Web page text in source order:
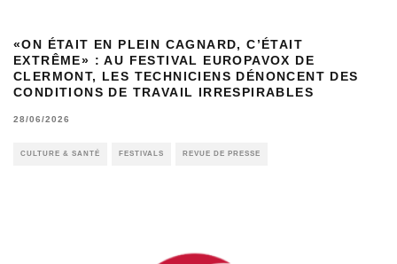
«ON ÉTAIT EN PLEIN CAGNARD, C’ÉTAIT
EXTRÊME» : AU FESTIVAL EUROPAVOX DE
CLERMONT, LES TECHNICIENS DÉNONCENT DES
CONDITIONS DE TRAVAIL IRRESPIRABLES
28/06/2026
CULTURE & SANTÉ FESTIVALS REVUE DE PRESSE